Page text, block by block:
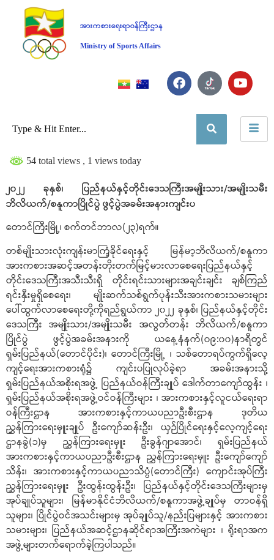
အားကစားရေးရာဝန်ကြီးဌာန
Ministry of Sports Affairs
54 total views , 1 views today
၂၀၂၂ ခုနှစ်၊ ပြည်နယ်နှင့်တိုင်းဒေသကြီးအမျိုးသား/အမျိုးသမီး
ဘိလိယက်/စနူကာပြိုင်ပွဲ ဖွင့်ပွဲအခမ်းအနားကျင်းပ
တောင်ကြီးမြို့၊ စက်တင်ဘာလ(၂၃)ရက်။
တစ်မျိုးသားလုံးကျန်းမာကြံ့ခိုင်ရေးနှင့် မြန်မာ့ဘိလိယက်/စနူကာ
အားကစားအဆင့်အတန်းတိုးတက်မြင့်မားလာစေရေးပြည်နယ်နှင့်
တိုင်းဒေသကြီးအသီးသီးရှိ တိုင်းရင်းသားများအချင်းချင်း ချစ်ကြည်
ရင်းနှီးမှုရှိစေရေး၊ မျိုးဆက်သစ်ရွက်ပုန်းသီးအားကစားသမားများ
ပေါ်ထွက်လာစေရေးတို့ကိုရည်ရွယ်ကာ ၂၀၂၂ ခုနှစ်၊ ပြည်နယ်နှင့်တိုင်း
ဒေသကြီး အမျိုးသား/အမျိုးသမီး အလွတ်တန်း ဘိလိယက်/စနူကာ
ပြိုင်ပွဲ ဖွင့်ပွဲအခမ်းအနားကို ယနေ့နံနက်(၀၉:၀၀)နာရီတွင်
ရှမ်းပြည်နယ်(တောင်ပိုင်း)၊ တောင်ကြီးမြို့ ၊ သစ်တောရပ်ကွက်ရှိလေ့
ကျင့်ရေးအားကစားရုံ၌ ကျင်းပပြုလုပ်ခဲ့ရာ အခမ်းအနားသို့
ရှမ်းပြည်နယ်အစိုးရအဖွဲ့ ပြည်နယ်ဝန်ကြီးချုပ် ဒေါက်တာကျော်ထွန်း ၊
ရှမ်းပြည်နယ်အစိုးရအဖွဲ့ဝင်ဝန်ကြီးများ ၊ အားကစားနှင့်လူငယ်ရေးရာ
ဝန်ကြီးဌာန အားကစားနှင့်ကာယပညာဦးစီးဌာန ဒုတိယ
ညွှန်ကြားရေးမှူးချုပ် ဦးကျော်ဆန်းဦး၊ ယှဉ်ပြိုင်ရေးနှင့်လေ့ကျင့်ရေး
ဌာနခွဲ(၁)မှ ညွှန်ကြားရေးမှူး ဦးခွန်ဂျာအောင်၊ ရှမ်းပြည်နယ်
အားကစားနှင့်ကာယပညာဦးစီးဌာန ညွှန်ကြားရေးမှူး ဦးကျော်ကျော်
သိန်း၊ အားကစားနှင့်ကာယပညာသိပ္ပံ(တောင်ကြီး) ကျောင်းအုပ်ကြီး
ညွှန်ကြားရေးမှူး ဦးထွန်းထွန်းဦး၊ ပြည်နယ်နှင့်တိုင်းဒေသကြီးများမှ
အုပ်ချုပ်သူများ၊ မြန်မာနိုင်ငံဘိလိယက်/စနူကာအဖွဲ့ချုပ်မှ တာဝန်ရှိ
သူများ၊ ပြိုင်ပွဲဝင်အသင်းများမှ အုပ်ချုပ်သူ/နည်းပြများနှင့် အားကစား
သမားများ၊ ပြည်နယ်အဆင့်ဌာနဆိုင်ရာအကြီးအကဲများ ၊ ရိုးရာအက
အဖွဲ့များတက်ရောက်ခဲ့ကြပါသည်။